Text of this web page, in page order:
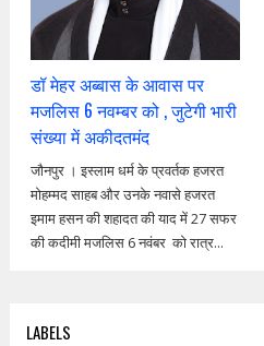
डॉ मेहर अब्बास के आवास पर
मजलिस 6 नवम्बर को , जुटेगी भारी
संख्या में अकीदतमंद
जौनपुर । इस्लाम धर्म के प्रवर्तक हजरत
मोहम्मद साहब और उनके नवासे हजरत
इमाम हसन की शहादत की याद में 27 सफर
की कदीमी मजलिस 6 नवंबर को रात्र...
LABELS